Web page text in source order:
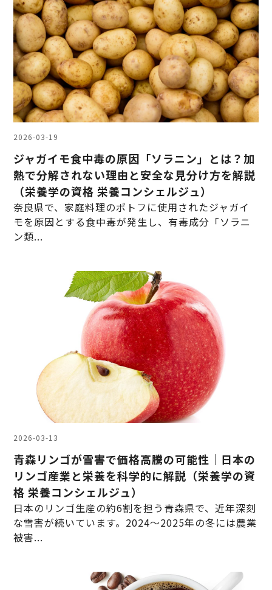
2026-03-19
ジャガイモ食中毒の原因「ソラニン」とは？加
熱で分解されない理由と安全な見分け方を解説
（栄養学の資格 栄養コンシェルジュ）
奈良県で、家庭料理のポトフに使用されたジャガイ
モを原因とする食中毒が発生し、有毒成分「ソラニ
ン類...
2026-03-13
青森リンゴが雪害で価格高騰の可能性｜日本の
リンゴ産業と栄養を科学的に解説（栄養学の資
格 栄養コンシェルジュ）
日本のリンゴ生産の約6割を担う青森県で、近年深刻
な雪害が続いています。2024〜2025年の冬には農業
被害...